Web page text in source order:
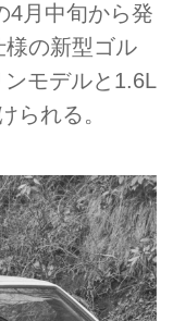
4月中旬から発
の新型ゴル
モデルと1.6L
られる。